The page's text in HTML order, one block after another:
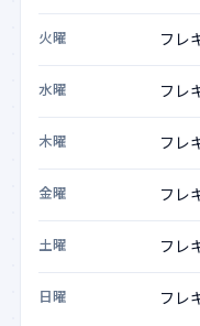
火曜
水曜
木曜
金曜
土曜
日曜